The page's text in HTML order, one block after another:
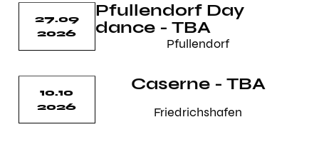
27.09
2026
Pfullendorf Day
dance - TBA
Pfullendorf
10.10
2026
Caserne - TBA
Friedrichshafen